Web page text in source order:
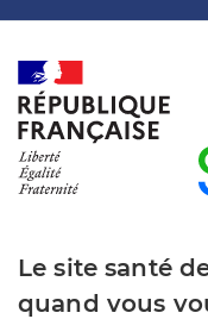
Le site santé
quand vous